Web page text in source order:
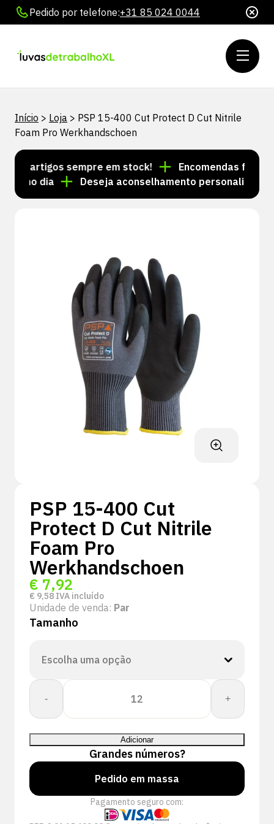
Pedido por telefone:+31 85 024 0044
Início > Loja > PSP 15-400 Cut Protect D Cut Nitrile
Foam Pro Werkhandschoen
artigos sempre em stock!
Encomendas feitas até
dia
Deseja aconselhamento personalizado?
PSP 15-400 Cut
Protect D Cut Nitrile
Foam Pro
Werkhandschoen
€ 7,92
€ 9,58 IVA incluído
Unidade de venda: Par
Tamanho
-
Quantidade
PSP
400
Cut
Protect
D
+
Adicionar
Grandes números?
Pedido em massa
Pagamento seguro com: